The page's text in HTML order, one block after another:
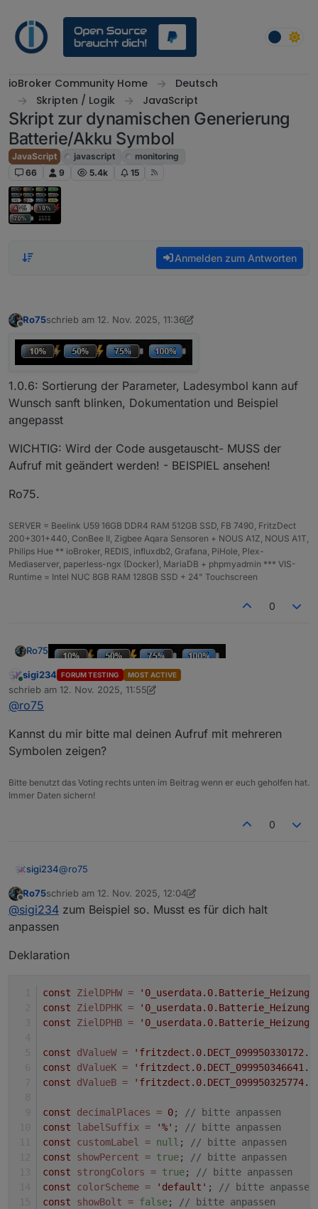
ioBroker Community Home
Deutsch
Skripten / Logik
JavaScript
Skript zur dynamischen Generierung
Batterie/Akku Symbol
JavaScript javascript
monitoring
66
9 5.4k 15
Anmelden zum Antworten
Ro75schrieb am 12. Nov. 2025, 11:36
zuletzt editiert von Ro7511. Dez. 2025, 12:36
1.0.6: Sortierung der Parameter, Ladesymbol kann auf
Wunsch sanft blinken, Dokumentation und Beispiel
angepasst
WICHTIG: Wird der Code ausgetauscht- MUSS der
Aufruf mit geändert werden! - BEISPIEL ansehen!
Ro75.
SERVER = Beelink U59 16GB DDR4 RAM 512GB SSD, FB 7490, FritzDect
200+301+440, ConBee II, Zigbee Aqara Sensoren + NOUS A1Z, NOUS A1T,
Philips Hue ** ioBroker, REDIS, influxdb2, Grafana, PiHole, Plex-
Mediaserver, paperless-ngx (Docker), MariaDB + phpmyadmin *** VIS-
Runtime = Intel NUC 8GB RAM 128GB SSD + 24" Touchscreen
0
Ro75
1.0.6: Sortierung der Parameter, Ladesymbol kann auf
Wunsch sanft blinken, Dokumentation und Beispiel
WICHTIG: Wird der Code ausgetauscht- MUSS der
Online
sigi234 FORUM TESTING MOST ACTIVE
schrieb am 12. Nov. 2025, 11:55
zuletzt editiert von sigi234 11. Dez. 2025, 12:55
@ro75
Kannst du mir bitte mal deinen Aufruf mit mehreren
Symbolen zeigen?
Bitte benutzt das Voting rechts unten im Beitrag wenn er euch geholfen hat.
Immer Daten sichern!
0
sigi234@ro75
Kannst du mir bitte mal deinen Aufruf mit mehreren
Symbolen zeigen?
Offline
Ro75schrieb am 12. Nov. 2025, 12:04
zuletzt editiert von Ro7511. Dez. 2025, 13:05
@sigi234 zum Beispiel so. Musst es für dich halt
anpassen
Deklaration
const ZielDPHW =
const
ZielDPHK =
const
ZielDPHB =
const dValueW =
const
dValueK =
const
dValueB =
const decimalPlaces = 0;
// bitte anpassen
const
labelSuffix = '%' ;
// bitte anpassen
const
customLabel = null ;
// bitte anpassen
const
showPercent = true;
// bitte anpassen
const
strongColors = true;
// bitte anpassen
const
colorScheme = 'default' ;
// bitte anpassen
const
showBolt = false;
// bitte anpassen